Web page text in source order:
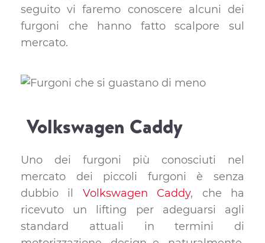
seguito vi faremo conoscere alcuni dei
furgoni che hanno fatto scalpore sul
mercato.
Volkswagen Caddy
Uno dei furgoni più conosciuti nel
mercato dei piccoli furgoni è senza
dubbio il Volkswagen Caddy, che ha
ricevuto un lifting per adeguarsi agli
standard attuali in termini di